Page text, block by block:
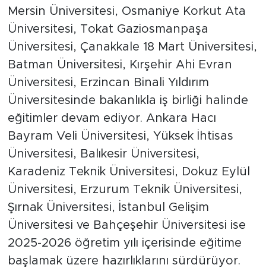
Mersin Üniversitesi, Osmaniye Korkut Ata
Üniversitesi, Tokat Gaziosmanpaşa
Üniversitesi, Çanakkale 18 Mart Üniversitesi,
Batman Üniversitesi, Kırşehir Ahi Evran
Üniversitesi, Erzincan Binali Yıldırım
Üniversitesinde bakanlıkla iş birliği halinde
eğitimler devam ediyor. Ankara Hacı
Bayram Veli Üniversitesi, Yüksek İhtisas
Üniversitesi, Balıkesir Üniversitesi,
Karadeniz Teknik Üniversitesi, Dokuz Eylül
Üniversitesi, Erzurum Teknik Üniversitesi,
Şırnak Üniversitesi, İstanbul Gelişim
Üniversitesi ve Bahçeşehir Üniversitesi ise
2025-2026 öğretim yılı içerisinde eğitime
başlamak üzere hazırlıklarını sürdürüyor.